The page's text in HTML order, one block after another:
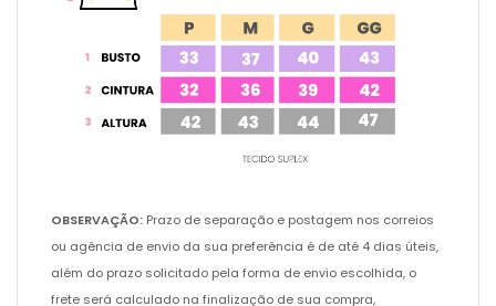
OBSERVAÇÃO: Prazo de separação e postagem nos correios
ou agência de envio da sua preferência é de até 4 dias úteis,
além do prazo solicitado pela forma de envio escolhida, o
frete será calculado na finalização de sua compra,